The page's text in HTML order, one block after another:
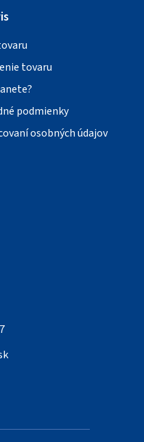
tovaru
podmienky
osobných údajov